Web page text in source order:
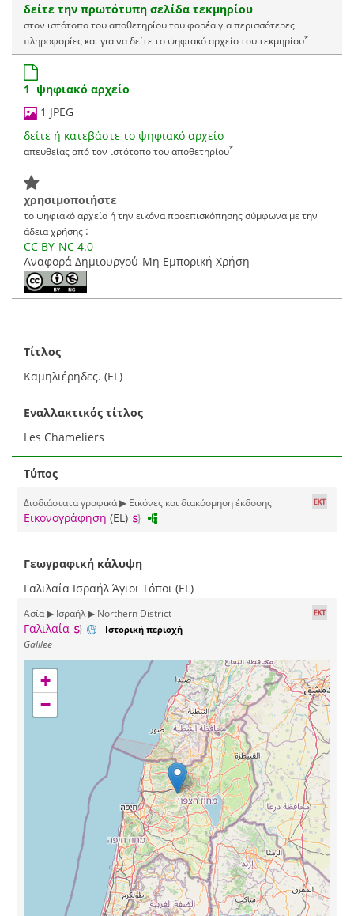
δείτε την πρωτότυπη σελίδα τεκμηρίου
στον ιστότοπο του αποθετηρίου του φορέα για περισσότερες
πληροφορίες και για να δείτε το ψηφιακό αρχείο του τεκμηρίου*
1 ψηφιακό αρχείο
1 JPEG
δείτε ή κατεβάστε το ψηφιακό αρχείο
απευθείας από τον ιστότοπο του αποθετηρίου*
χρησιμοποιήστε
το ψηφιακό αρχείο ή την εικόνα προεπισκόπησης σύμφωνα με την
άδεια χρήσης :
CC BY-NC 4.0
Αναφορά Δημιουργού-Μη Εμπορική Χρήση
Τίτλος
Καμηλιέρηδες. (EL)
Εναλλακτικός τίτλος
Les Chameliers
Τύπος
Δισδιάστατα γραφικά ▶ Εικόνες και διακόσμηση έκδοσης
Εικονογράφηση (EL)
Γεωγραφική κάλυψη
Γαλιλαία Ισραήλ Άγιοι Τόποι (EL)
Ασία ▶ Ισραήλ ▶ Northern District
Γαλιλαία Ιστορική περιοχή
Galilee
+
−